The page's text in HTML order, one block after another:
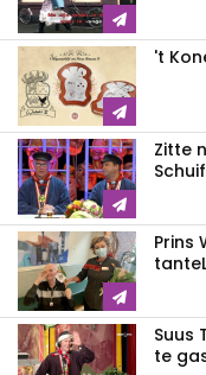
't
Zitte
Prins
Suus
te